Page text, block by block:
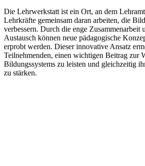
Die Lehrwerkstatt ist ein Ort, an dem
Lehrkräfte gemeinsam daran arbeiten, die
verbessern. Durch die enge Zusammenarbeit
Austausch können neue pädagogische
erprobt werden. Dieser innovative Ansatz
Teilnehmenden, einen wichtigen Beitrag zur
Bildungssystems zu leisten und gleichzeitig
zu stärken.